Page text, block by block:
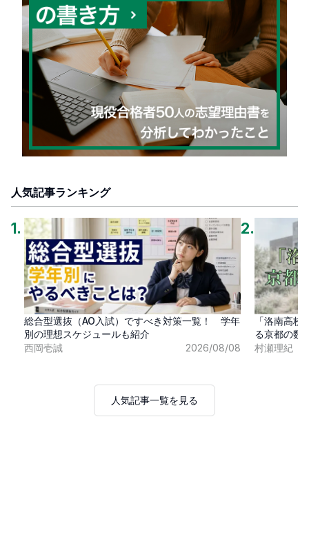
人気記事ランキング
1 .
総合型選抜（AO入試）ですべき対策一覧！ 学年
別の理想スケジュールも紹介
西岡壱誠
2026/08/08
2.
「洛南高
る京都の数
村瀬理紀
人気記事一覧を見る